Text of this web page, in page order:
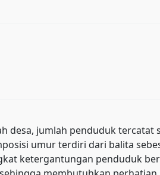
desa, jumlah penduduk tercatat
umur terdiri dari balita
ketergantungan penduduk